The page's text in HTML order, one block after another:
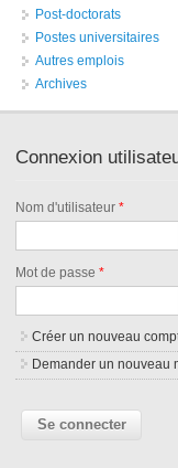
Post-doctorats
Postes universitaires
Autres emplois
Archives
Connexion
Nom d'utilisateur*
Mot de passe*
Créer un nouveau
Demander un nouveau